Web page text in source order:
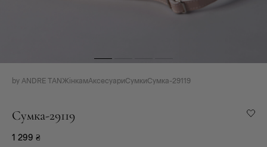
by ANDRE TAN ЖінкамАксесуариСумкиСумка-29119
Сумка-29119
1 299 ₴